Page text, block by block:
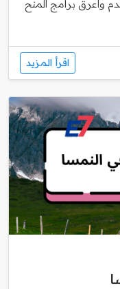
وأعرق برامج المنح
اقرأ المزيد